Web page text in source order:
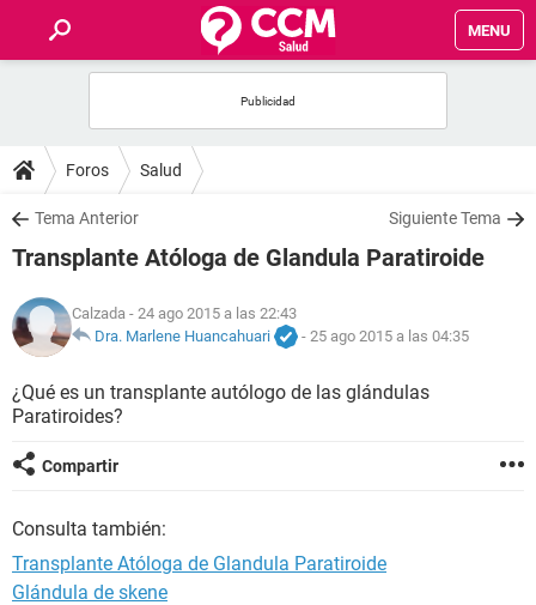
MENU
FOROS
SALUD
FAMILIA
NUTRICIÓN
BIENESTAR
SEXUALIDAD
GLOSARIO
Foros Salud
Tema Anterior Siguiente Tema
Transplante Atóloga de Glandula Paratiroide
Calzada - 24 ago 2015 a las 22:43
Dra. Marlene Huancahuari
- 25 ago 2015 a las 04:35
¿Qué es un transplante autólogo de las glándulas
Paratiroides?
Compartir
Consulta también:
Transplante Atóloga de Glandula Paratiroide
Glándula de skene